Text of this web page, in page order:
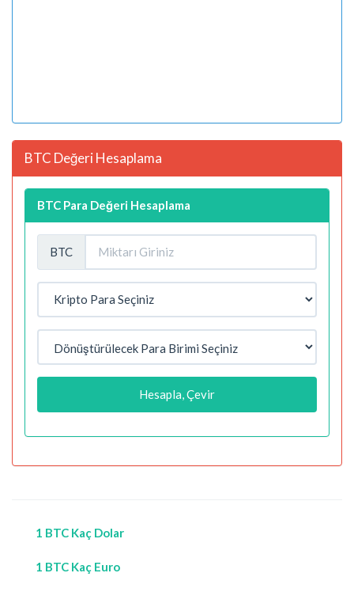
BTC Değeri Hesaplama
BTC Para Değeri Hesaplama
BTC
Hesapla, Çevir
1 BTC Kaç Dolar
1 BTC Kaç Euro